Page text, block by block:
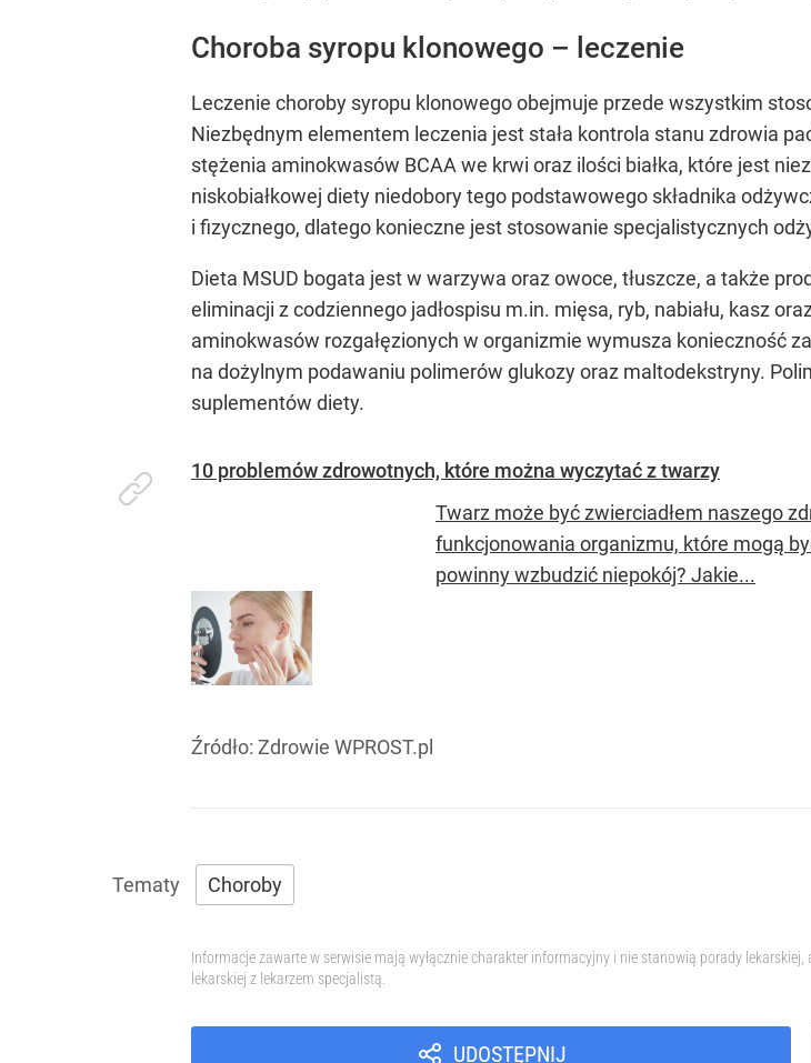
Choroba syropu klonowego – leczenie
Leczenie choroby syropu klonowego obejmuje przede wszystkim
Niezbędnym elementem leczenia jest stała kontrola stanu zdrowia
stężenia aminokwasów BCAA we krwi oraz ilości białka, które jest
niskobiałkowej diety niedobory tego podstawowego składnika
i fizycznego, dlatego konieczne jest stosowanie specjalistycznych
Dieta MSUD bogata jest w warzywa oraz owoce, tłuszcze, a także
eliminacji z codziennego jadłospisu m.in. mięsa, ryb, nabiału, kasz
aminokwasów rozgałęzionych w organizmie wymusza konieczność
na dożylnym podawaniu polimerów glukozy oraz maltodekstryny.
suplementów diety.
10 problemów zdrowotnych, które można wyczytać z twarzy
Twarz może być zwierciadłem naszego
funkcjonowania organizmu, które mogą
powinny wzbudzić niepokój? Jakie...
Źródło: Zdrowie WPROST.pl
Choroby
Informacje zawarte w serwisie mają wyłącznie charakter informacyjny i nie stanowią porady
lekarskiej z lekarzem specjalistą.
UDOSTĘPNIJ